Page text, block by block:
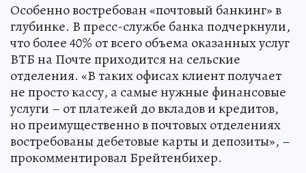
Особенно востребован «почтовый банкинг» в
глубинке. В пресс-службе банка подчеркнули,
что более 40% от всего объема оказанных услуг
ВТБ на Почте приходится на сельские
отделения. «В таких офисах клиент получает
не просто кассу, а самые нужные финансовые
услуги – от платежей до вкладов и кредитов,
но преимущественно в почтовых отделениях
востребованы дебетовые карты и депозиты», –
прокомментировал Брейтенбихер.